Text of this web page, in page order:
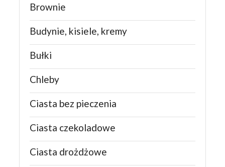
Brownie
Budynie, kisiele, kremy
Bułki
Chleby
Ciasta bez pieczenia
Ciasta czekoladowe
Ciasta drożdżowe